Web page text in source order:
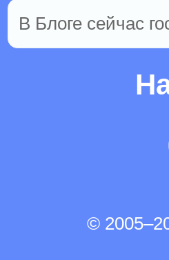
В Блоге сейчас
©